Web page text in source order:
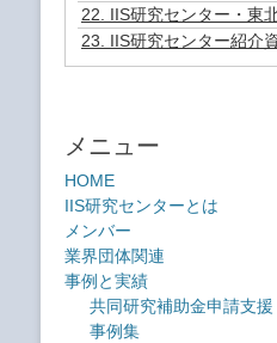
22. IIS研究センター・東北大学電気情
23. IIS研究センター紹介
メニュー
HOME
IIS研究センターとは
メンバー
業界団体関連
事例と実績
共同研究補助金申請支援
事例集